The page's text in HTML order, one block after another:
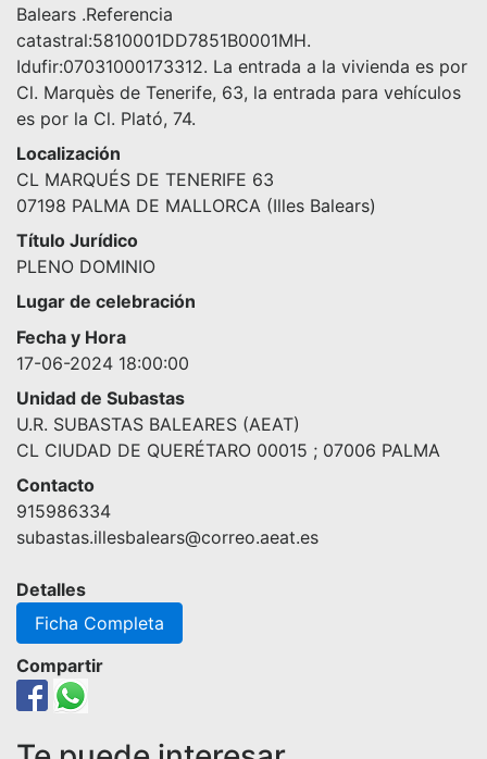
Balears .Referencia
catastral:5810001DD7851B0001MH.
Idufir:07031000173312. La entrada a la vivienda es por
Cl. Marquès de Tenerife, 63, la entrada para vehículos
es por la Cl. Plató, 74.
Localización
CL MARQUÉS DE TENERIFE 63
07198 PALMA DE MALLORCA (Illes Balears)
Título Jurídico
PLENO DOMINIO
Lugar de celebración
Fecha y Hora
17-06-2024 18:00:00
Unidad de Subastas
U.R. SUBASTAS BALEARES (AEAT)
CL CIUDAD DE QUERÉTARO 00015 ; 07006 PALMA
Contacto
915986334
subastas.illesbalears@correo.aeat.es
Detalles
Ficha Completa
Compartir